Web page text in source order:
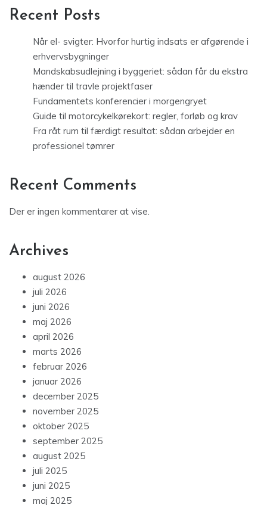
Recent Posts
Når el- svigter: Hvorfor hurtig indsats er afgørende i
erhvervsbygninger
Mandskabsudlejning i byggeriet: sådan får du ekstra
hænder til travle projektfaser
Fundamentets konferencier i morgengryet
Guide til motorcykelkørekort: regler, forløb og krav
Fra råt rum til færdigt resultat: sådan arbejder en
professionel tømrer
Recent Comments
Der er ingen kommentarer at vise.
Archives
august 2026
juli 2026
juni 2026
maj 2026
april 2026
marts 2026
februar 2026
januar 2026
december 2025
november 2025
oktober 2025
september 2025
august 2025
juli 2025
juni 2025
maj 2025